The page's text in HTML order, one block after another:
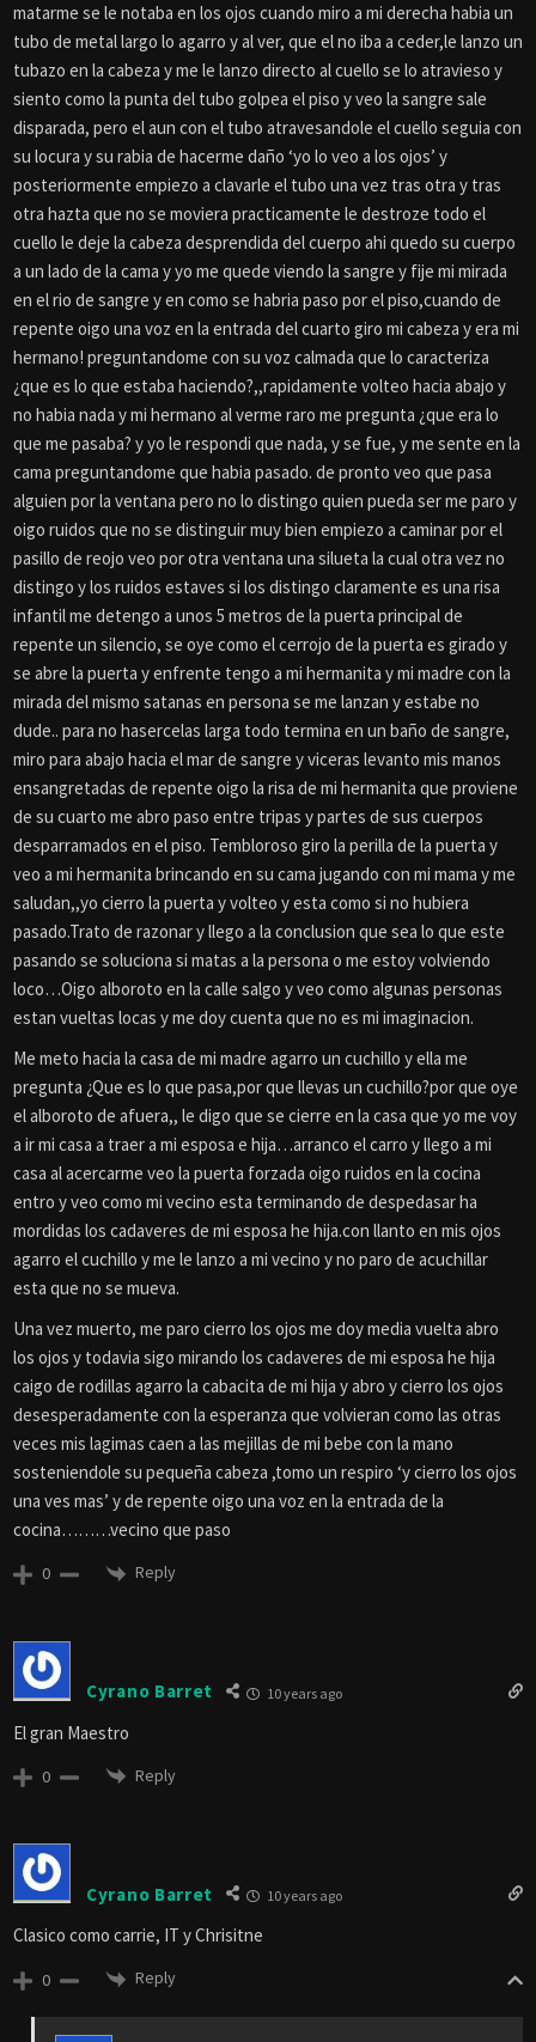
matarme se le notaba en los ojos cuando miro a mi derecha habia un
tubo de metal largo lo agarro y al ver, que el no iba a ceder,le lanzo un
tubazo en la cabeza y me le lanzo directo al cuello se lo atravieso y
siento como la punta del tubo golpea el piso y veo la sangre sale
disparada, pero el aun con el tubo atravesandole el cuello seguia con
su locura y su rabia de hacerme daño ‘yo lo veo a los ojos’ y
posteriormente empiezo a clavarle el tubo una vez tras otra y tras
otra hazta que no se moviera practicamente le destroze todo el
cuello le deje la cabeza desprendida del cuerpo ahi quedo su cuerpo
a un lado de la cama y yo me quede viendo la sangre y fije mi mirada
en el rio de sangre y en como se habria paso por el piso,cuando de
repente oigo una voz en la entrada del cuarto giro mi cabeza y era mi
hermano! preguntandome con su voz calmada que lo caracteriza
¿que es lo que estaba haciendo?,,rapidamente volteo hacia abajo y
no habia nada y mi hermano al verme raro me pregunta ¿que era lo
que me pasaba? y yo le respondi que nada, y se fue, y me sente en la
cama preguntandome que habia pasado. de pronto veo que pasa
alguien por la ventana pero no lo distingo quien pueda ser me paro y
oigo ruidos que no se distinguir muy bien empiezo a caminar por el
pasillo de reojo veo por otra ventana una silueta la cual otra vez no
distingo y los ruidos estaves si los distingo claramente es una risa
infantil me detengo a unos 5 metros de la puerta principal de
repente un silencio, se oye como el cerrojo de la puerta es girado y
se abre la puerta y enfrente tengo a mi hermanita y mi madre con la
mirada del mismo satanas en persona se me lanzan y estabe no
dude.. para no hasercelas larga todo termina en un baño de sangre,
miro para abajo hacia el mar de sangre y viceras levanto mis manos
ensangretadas de repente oigo la risa de mi hermanita que proviene
de su cuarto me abro paso entre tripas y partes de sus cuerpos
desparramados en el piso. Tembloroso giro la perilla de la puerta y
veo a mi hermanita brincando en su cama jugando con mi mama y me
saludan,,yo cierro la puerta y volteo y esta como si no hubiera
pasado.Trato de razonar y llego a la conclusion que sea lo que este
pasando se soluciona si matas a la persona o me estoy volviendo
loco…Oigo alboroto en la calle salgo y veo como algunas personas
estan vueltas locas y me doy cuenta que no es mi imaginacion.
Me meto hacia la casa de mi madre agarro un cuchillo y ella me
pregunta ¿Que es lo que pasa,por que llevas un cuchillo?por que oye
el alboroto de afuera,, le digo que se cierre en la casa que yo me voy
a ir mi casa a traer a mi esposa e hija…arranco el carro y llego a mi
casa al acercarme veo la puerta forzada oigo ruidos en la cocina
entro y veo como mi vecino esta terminando de despedasar ha
mordidas los cadaveres de mi esposa he hija.con llanto en mis ojos
agarro el cuchillo y me le lanzo a mi vecino y no paro de acuchillar
esta que no se mueva.
Una vez muerto, me paro cierro los ojos me doy media vuelta abro
los ojos y todavia sigo mirando los cadaveres de mi esposa he hija
caigo de rodillas agarro la cabacita de mi hija y abro y cierro los ojos
desesperadamente con la esperanza que volvieran como las otras
veces mis lagimas caen a las mejillas de mi bebe con la mano
sosteniendole su pequeña cabeza ,tomo un respiro ‘y cierro los ojos
una ves mas’ y de repente oigo una voz en la entrada de la
cocina………vecino que paso
0 Reply
Cyrano Barret 10 years ago
El gran Maestro
0 Reply
Cyrano Barret 10 years ago
Clasico como carrie, IT y Chrisitne
0 Reply